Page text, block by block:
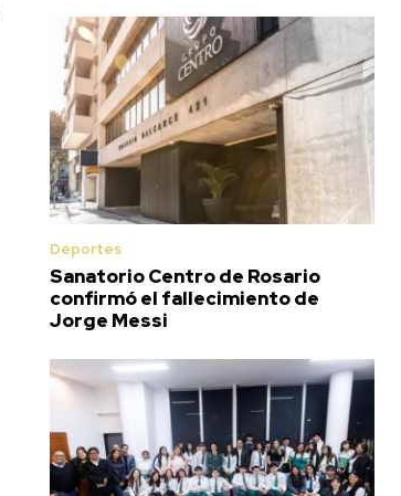
Deportes
Sanatorio Centro de Rosario
confirmó el fallecimiento de
Jorge Messi